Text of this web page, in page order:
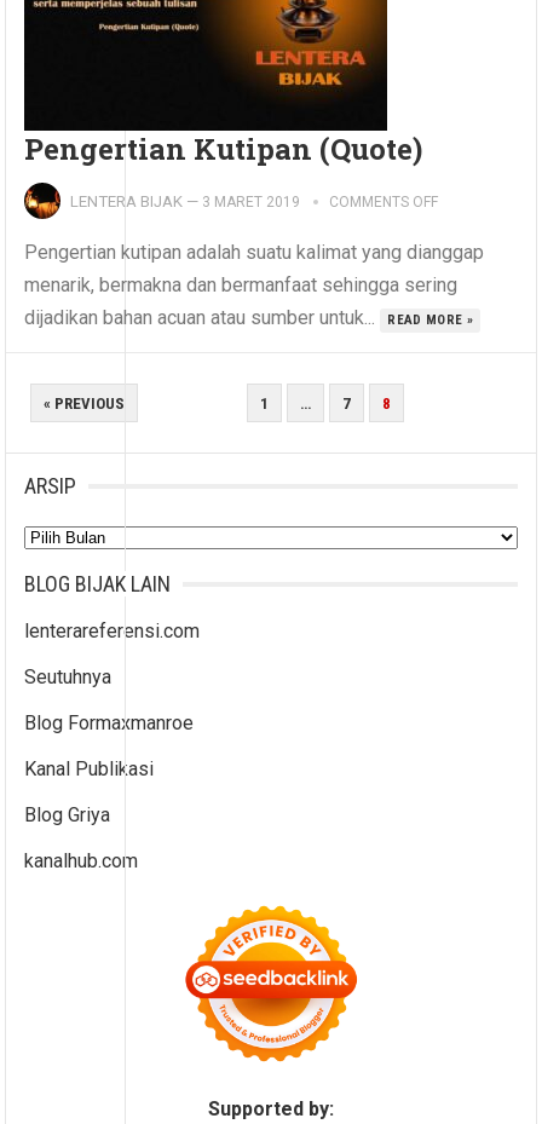
Pengertian Kutipan (Quote)
LENTERA BIJAK — 3 MARET 2019 COMMENTS OFF
Pengertian kutipan adalah suatu kalimat yang dianggap
menarik, bermakna dan bermanfaat sehingga sering
dijadikan bahan acuan atau sumber untuk...
READ MORE »
PAGINASI
« PREVIOUS 1 … 7 8
ARSIP
Arsip
BLOG BIJAK LAIN
lenterareferensi.com
Seutuhnya
Blog Formaxmanroe
Kanal Publikasi
Blog Griya
kanalhub.com
Supported by: